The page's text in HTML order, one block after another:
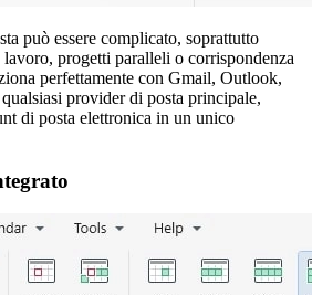
può essere complicato, soprattutto
progetti paralleli o corrispondenza
perfettamente con Gmail, Outlook,
provider di posta principale,
di posta elettronica in un unico